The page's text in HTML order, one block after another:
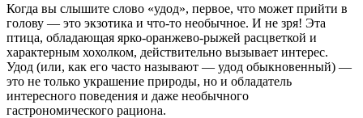
Когда вы слышите слово «удод», первое, что может прийти в
голову — это экзотика и что-то необычное. И не зря! Эта
птица, обладающая ярко-оранжево-рыжей расцветкой и
характерным хохолком, действительно вызывает интерес.
Удод (или, как его часто называют — удод обыкновенный) —
это не только украшение природы, но и обладатель
интересного поведения и даже необычного
гастрономического рациона.